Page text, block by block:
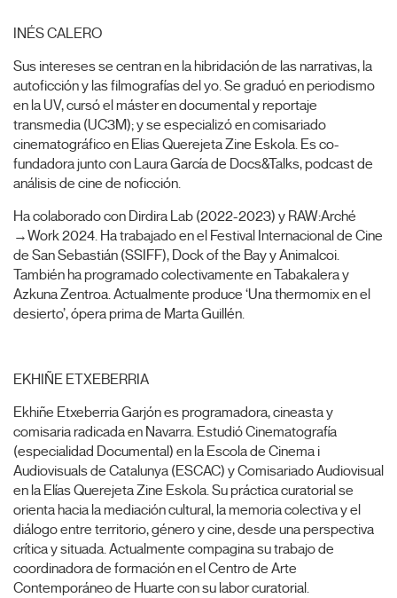
INÉS CALERO
Sus intereses se centran en la hibridación de las narrativas, la
autoficción y las filmografías del yo. Se graduó en periodismo
en la UV, cursó el máster en documental y reportaje
transmedia (UC3M); y se especializó en comisariado
cinematográfico en Elias Querejeta Zine Eskola. Es co-
fundadora junto con Laura García de Docs&Talks, podcast de
análisis de cine de noficción.
Ha colaborado con Dirdira Lab (2022-2023) y RAW:Arché
→Work 2024. Ha trabajado en el Festival Internacional de Cine
de San Sebastián (SSIFF), Dock of the Bay y Animalcoi.
También ha programado colectivamente en Tabakalera y
Azkuna Zentroa. Actualmente produce ‘Una thermomix en el
desierto’, ópera prima de Marta Guillén.
EKHIÑE ETXEBERRIA
Ekhiñe Etxeberria Garjón es programadora, cineasta y
comisaria radicada en Navarra. Estudió Cinematografía
(especialidad Documental) en la Escola de Cinema i
Audiovisuals de Catalunya (ESCAC) y Comisariado Audiovisual
en la Elías Querejeta Zine Eskola. Su práctica curatorial se
orienta hacia la mediación cultural, la memoria colectiva y el
diálogo entre territorio, género y cine, desde una perspectiva
crítica y situada. Actualmente compagina su trabajo de
coordinadora de formación en el Centro de Arte
Contemporáneo de Huarte con su labor curatorial.